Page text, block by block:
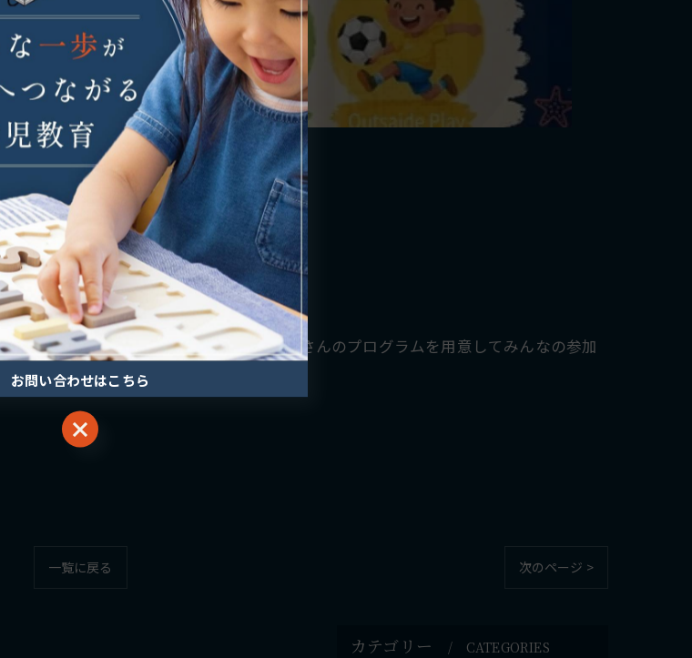
たり、アートで楽しんだりと、盛りだくさんのプログラムを用意してみんなの参加
一覧に戻る 次のページ >
カテゴリー CATEGORIES
お問い合わせはこちら
お問い合わせはこちら